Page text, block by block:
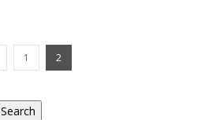
1 2
Search